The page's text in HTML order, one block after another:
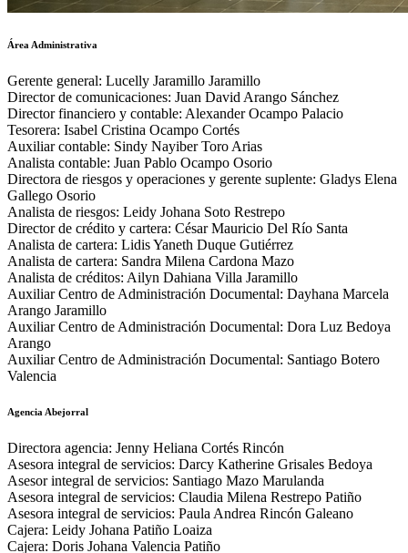
Área Administrativa
Gerente general: Lucelly Jaramillo Jaramillo
Director de comunicaciones: Juan David Arango Sánchez
Director financiero y contable: Alexander Ocampo Palacio
Tesorera: Isabel Cristina Ocampo Cortés
Auxiliar contable: Sindy Nayiber Toro Arias
Analista contable: Juan Pablo Ocampo Osorio
Directora de riesgos y operaciones y gerente suplente: Gladys Elena
Gallego Osorio
Analista de riesgos: Leidy Johana Soto Restrepo
Director de crédito y cartera: César Mauricio Del Río Santa
Analista de cartera: Lidis Yaneth Duque Gutiérrez
Analista de cartera: Sandra Milena Cardona Mazo
Analista de créditos: Ailyn Dahiana Villa Jaramillo
Auxiliar Centro de Administración Documental: Dayhana Marcela
Arango Jaramillo
Auxiliar Centro de Administración Documental: Dora Luz Bedoya
Arango
Auxiliar Centro de Administración Documental: Santiago Botero
Valencia
Agencia Abejorral
Directora agencia: Jenny Heliana Cortés Rincón
Asesora integral de servicios: Darcy Katherine Grisales Bedoya
Asesor integral de servicios: Santiago Mazo Marulanda
Asesora integral de servicios: Claudia Milena Restrepo Patiño
Asesora integral de servicios: Paula Andrea Rincón Galeano
Cajera: Leidy Johana Patiño Loaiza
Cajera: Doris Johana Valencia Patiño